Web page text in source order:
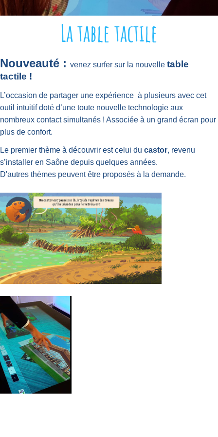
La table tactile
Nouveauté : venez surfer sur la nouvelle table
tactile !
L’occasion de partager une expérience à plusieurs avec cet
outil intuitif doté d’une toute nouvelle technologie aux
nombreux contact simultanés ! Associée à un grand écran pour
plus de confort.
Le premier thème à découvrir est celui du castor, revenu
s’installer en Saône depuis quelques années.
D'autres thèmes peuvent être proposés à la demande.